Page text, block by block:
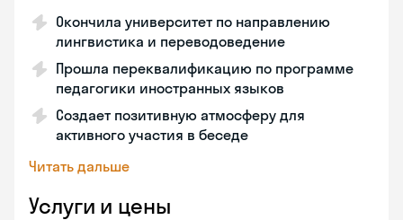
Окончила университет по направлению
лингвистика и переводоведение
Прошла переквалификацию по программе
педагогики иностранных языков
Создает позитивную атмосферу для
активного участия в беседе
Читать дальше
Услуги и цены